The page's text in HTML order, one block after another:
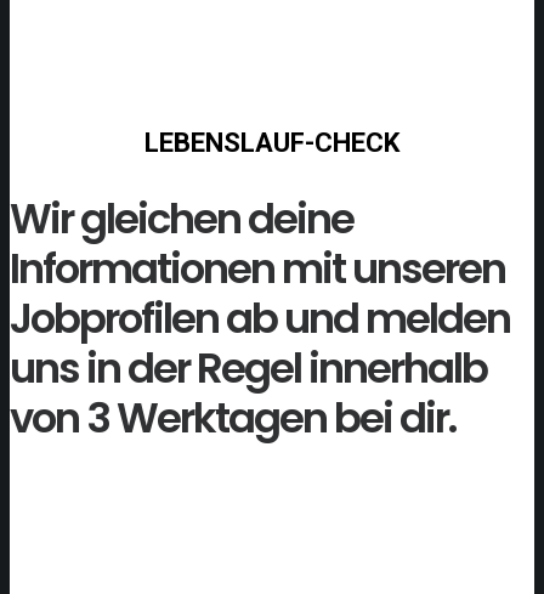
LEBENSLAUF-CHECK
Wir gleichen deine
Informationen mit unseren
Jobprofilen ab und melden
uns in der Regel innerhalb
von 3 Werktagen bei dir.